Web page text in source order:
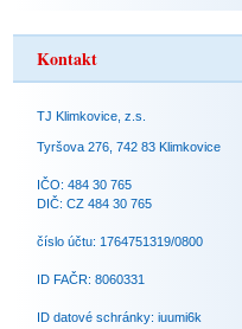
Kontakt
TJ Klimkovice, z.s.
Tyršova 276, 742 83 Klimkovice
IČO: 484 30 765
DIČ: CZ 484 30 765
číslo účtu: 1764751319/0800
ID FAČR: 8060331
ID datové schránky: iuumi6k